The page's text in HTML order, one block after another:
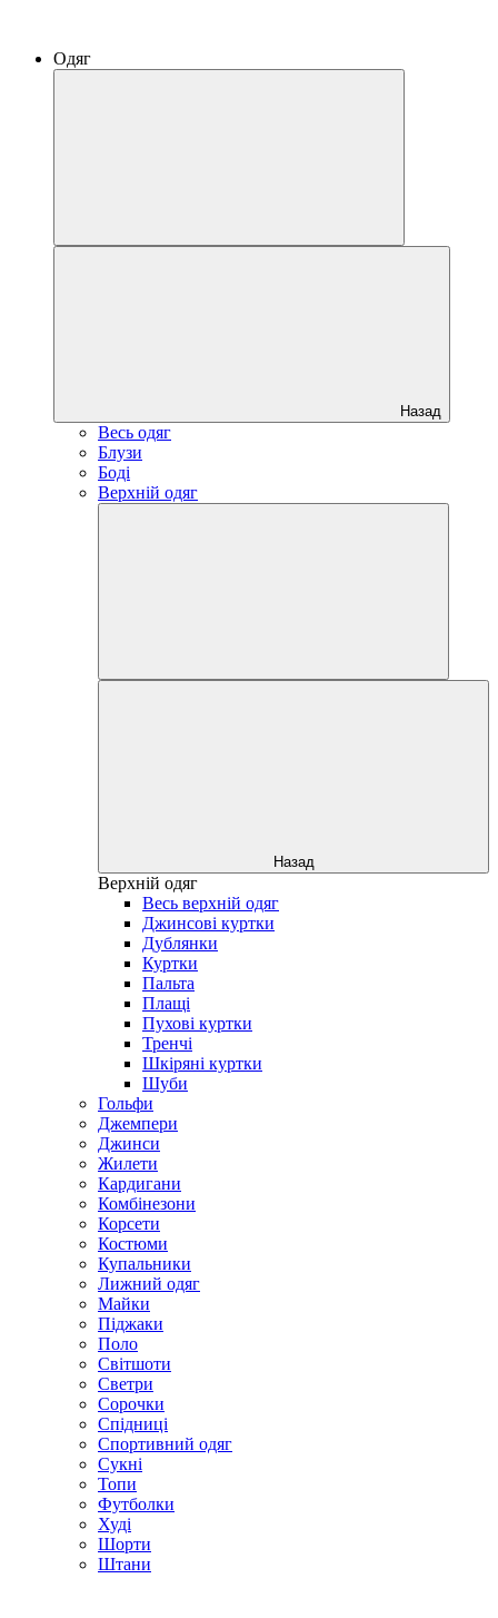
Одяг
Назад
Весь одяг
Блузи
Боді
Верхній одяг
Назад
Верхній одяг
Весь верхній одяг
Джинсові куртки
Дублянки
Куртки
Пальта
Плащі
Пухові куртки
Тренчі
Шкіряні куртки
Шуби
Гольфи
Джемпери
Джинси
Жилети
Кардигани
Комбінезони
Корсети
Костюми
Купальники
Лижний одяг
Майки
Піджаки
Поло
Світшоти
Светри
Сорочки
Спідниці
Спортивний одяг
Сукні
Топи
Футболки
Худі
Шорти
Штани